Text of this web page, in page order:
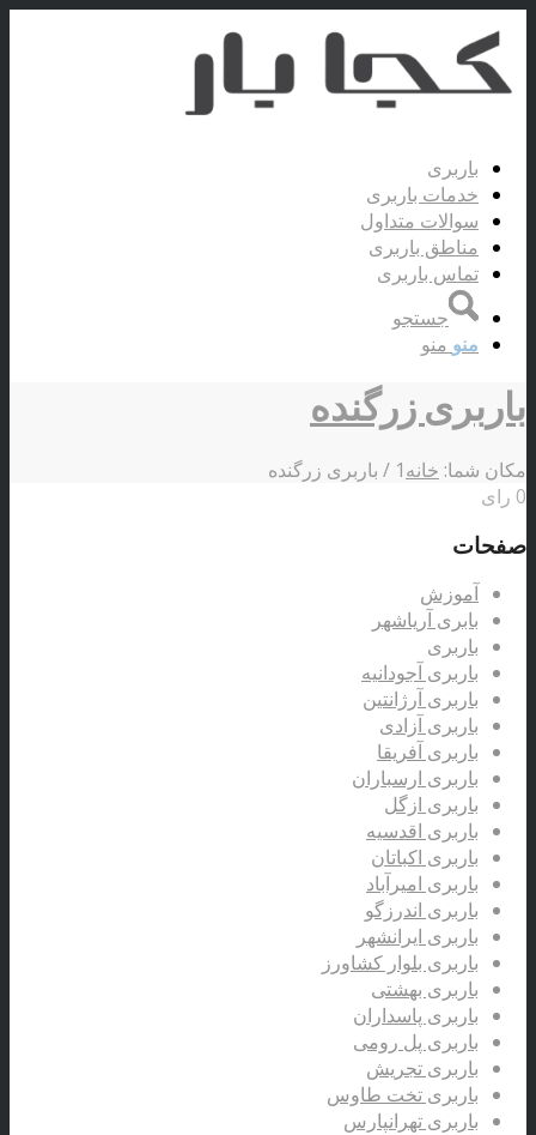
باربری
خدمات باربری
سوالات متداول
مناطق باربری
تماس باربری
جستجو
منو منو
باربری زرگنده
مکان شما: خانه1
/ باربری زرگنده
0 رای
صفحات
آموزش
بابری آریاشهر
باربری
باربری آجودانیه
باربری آرژانتین
باربری آزادی
باربری آفریقا
باربری ارسباران
باربری ازگل
باربری اقدسیه
باربری اکباتان
باربری امیرآباد
باربری اندرزگو
باربری ایرانشهر
باربری بلوار کشاورز
باربری بهشتی
باربری پاسداران
باربری پل رومی
باربری تجریش
باربری تخت طاوس
باربری تهرانپارس